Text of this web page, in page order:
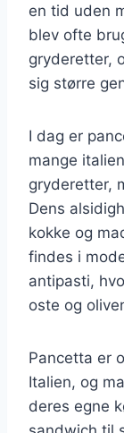
en tid uden
blev ofte
gryderetter,
sig større
I dag er
mange
gryderetter,
Dens
kokke og
findes i
antipasti,
oste og
Pancetta er
Italien, og
deres egne